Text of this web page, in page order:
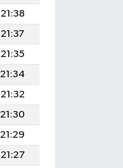
21:38
21:37
21:35
21:34
21:32
21:30
21:29
21:27